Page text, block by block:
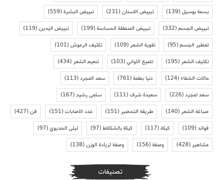
بسمة بوسيل(139) تبييض الاسنان(231) تبييض البشرة(559)
تبييض الجسم(332) تبييض المنطقة الحساسة(199) تبييض اليدين(119)
تعطير الجسم(95) تقوية الشعر(109) تكثيف الرموش(101)
تكثيف الشعر(195) تلميع الاواني(103) تنعيم الشعر(434)
حالات الشفاء(124) دنيا بطمة(761) سعد المجرد(113)
سعد لمجرد(226) سعيدة شرف(111) سلمى رشيد(167)
صباغة الشعر(140) طريقة التحضير(151) عدد الاصابات(151) فن(427)
فوائد(109) كيكة(117) كيكة بالشكلاط(97) ليلى الحديوي(97)
مشاهير(428) وصفة(156) وصفة لزيادة الوزن(138)
تصنيفات